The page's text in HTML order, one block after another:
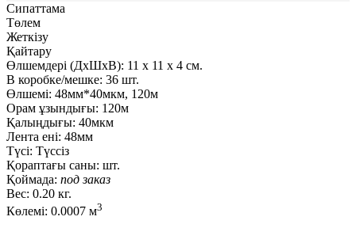
Сипаттама
Төлем
Жеткізу
Қайтару
Өлшемдері (ДxШxВ): 11 x 11 x 4 см.
В коробке/мешке: 36 шт.
Өлшемі: 48мм*40мкм, 120м
Орам ұзындығы: 120м
Қалыңдығы: 40мкм
Лента ені: 48мм
Түсі: Түссіз
Қораптағы саны: шт.
Қоймада: под заказ
Вес: 0.20 кг.
Көлемі: 0.0007 м3